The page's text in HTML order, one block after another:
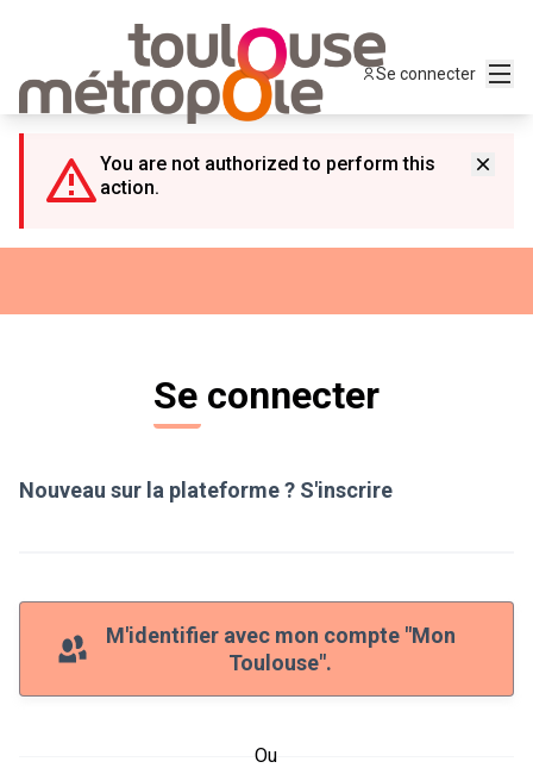
Se connecter
You are not authorized to perform this
action.
Se connecter
Nouveau sur la plateforme ? S'inscrire
M'identifier avec mon compte "Mon
Toulouse".
Ou